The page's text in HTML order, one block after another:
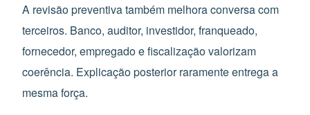
A revisão preventiva também melhora conversa com
terceiros. Banco, auditor, investidor, franqueado,
fornecedor, empregado e fiscalização valorizam
coerência. Explicação posterior raramente entrega a
mesma força.